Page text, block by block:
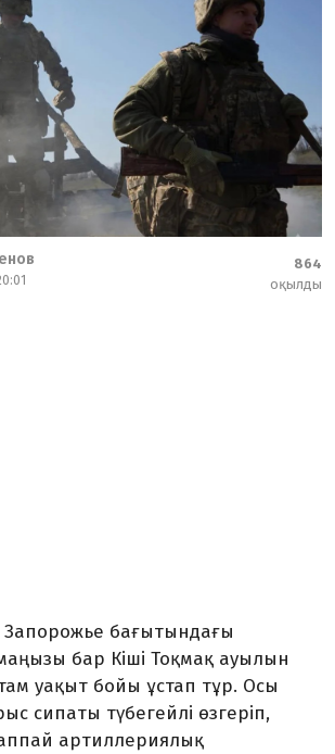
864
оқылды
Запорожье бағытындағы
бар Кіші Тоқмақ ауылын
уақыт бойы ұстап тұр. Осы
сипаты түбегейлі өзгеріп,
артиллериялық